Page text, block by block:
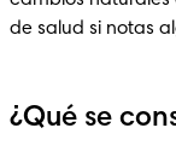
de salud si notas
¿Qué se